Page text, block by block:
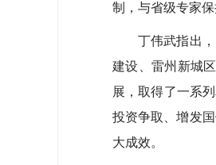
制，与省级专家
丁伟武指出，自
建设、雷州新城
展，取得了一系
投资争取、增发
大成效。